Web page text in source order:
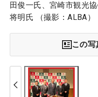
田俊一氏、宮崎市観光
将明氏 （撮影：ALBA）
この